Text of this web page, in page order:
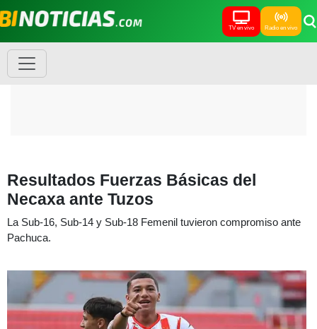
TV en vivo Radio en vivo
Resultados Fuerzas Básicas del
Necaxa ante Tuzos
La Sub-16, Sub-14 y Sub-18 Femenil tuvieron compromiso ante
Pachuca.